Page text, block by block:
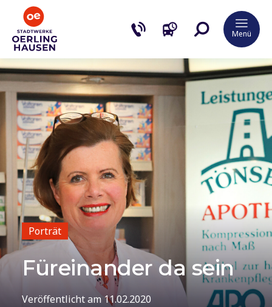
Menü
Porträt
Füreinander da sein
Veröffentlicht am 11.02.2020